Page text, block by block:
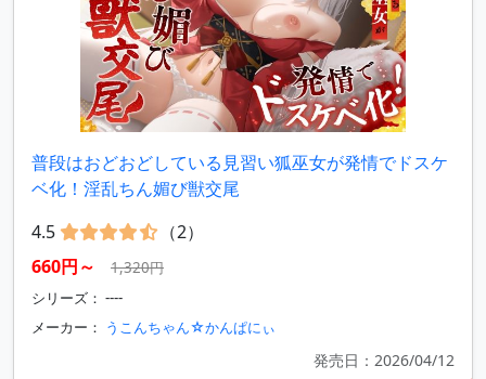
普段はおどおどしている見習い狐巫女が発情でドスケ
ベ化！淫乱ちん媚び獣交尾
4.5
（2）
660円～
1,320円
シリーズ： ----
メーカー： うこんちゃん☆かんぱにぃ
発売日：2026/04/12